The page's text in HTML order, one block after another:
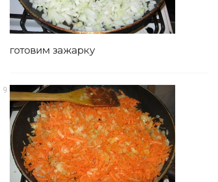
готовим зажарку